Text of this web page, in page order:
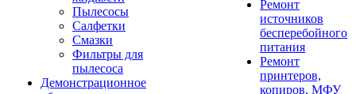
Пылесосы
Салфетки
Смазки
Фильтры для
пылесоса
Демонстрационное
Ремонт
источников
бесперебойного
питания
Ремонт
принтеров,
копиров, МФУ